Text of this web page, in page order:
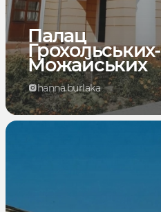
Палац
Грохольських-
Можайських
hanna.burlaka